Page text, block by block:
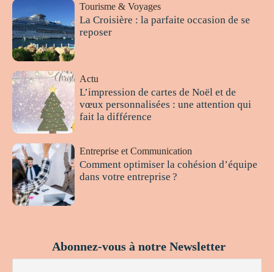
Tourisme & Voyages
La Croisière : la parfaite occasion de se
reposer
Actu
L’impression de cartes de Noël et de
vœux personnalisées : une attention qui
fait la différence
Entreprise et Communication
Comment optimiser la cohésion d’équipe
dans votre entreprise ?
Abonnez-vous à notre Newsletter